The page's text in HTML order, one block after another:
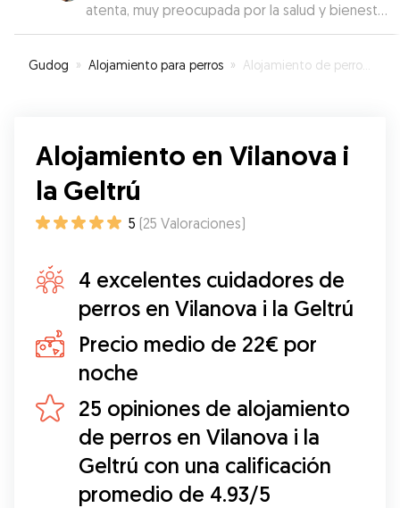
atenta, muy preocupada por la salud y bienestar
de Inti. La recomendamos!”
Gudog » Alojamiento para perros » Alojamiento de perros en Vilanova i la Geltrú
Alojamiento en Vilanova i
la Geltrú
5 (25 Valoraciones)
4 excelentes cuidadores de
perros en Vilanova i la Geltrú
Precio medio de 22€ por
noche
25 opiniones de alojamiento
de perros en Vilanova i la
Geltrú con una calificación
promedio de 4.93/5